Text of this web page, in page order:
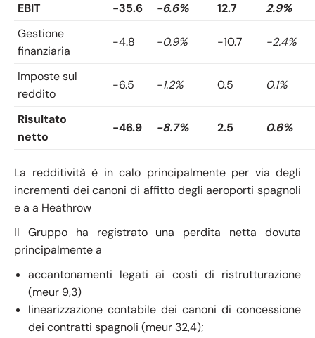
EBIT -35.6 -6.6% 12.7
2.9%
Gestione
finanziaria
-4.8 -0.9% -10.7 -2.4%
Imposte sul
reddito
-6.5 -1.2% 0.5 0.1%
Risultato
netto
-46.9 -8.7% 2.5 0.6%
La redditività è in calo principalmente per via degli
incrementi dei canoni di affitto degli aeroporti spagnoli
e a a Heathrow
Il Gruppo ha registrato una perdita netta dovuta
principalmente a
accantonamenti legati ai costi di ristrutturazione
(meur 9,3)
linearizzazione contabile dei canoni di concessione
dei contratti spagnoli (meur 32,4);